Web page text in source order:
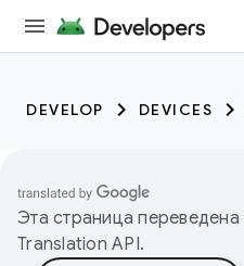
DEVELOP DEVICES
Эта страница
Translation API.